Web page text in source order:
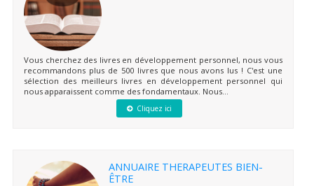
Vous cherchez des livres en développement personnel, nous vous
recommandons plus de 500 livres que nous avons lus ! C'est une
sélection des meilleurs livres en développement personnel qui
nous apparaissent comme des fondamentaux. Nous...
Cliquez ici
ANNUAIRE THERAPEUTES BIEN-
ÊTRE